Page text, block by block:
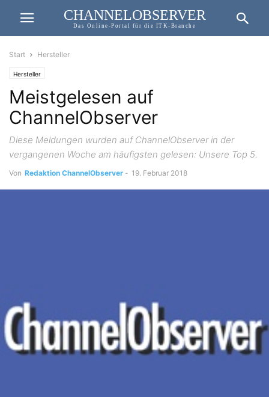
CHANNELOBSERVER
Das Online-Portal für die ITK-Branche
Start Hersteller
Hersteller
Meistgelesen auf
ChannelObserver
Diese Meldungen wurden auf ChannelObserver in der
vergangenen Woche am häufigsten gelesen: Unsere Top 5.
Von Redaktion ChannelObserver - 19. Februar 2018